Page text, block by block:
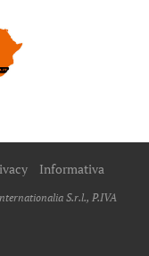
Informativa
S.r.l., P.IVA